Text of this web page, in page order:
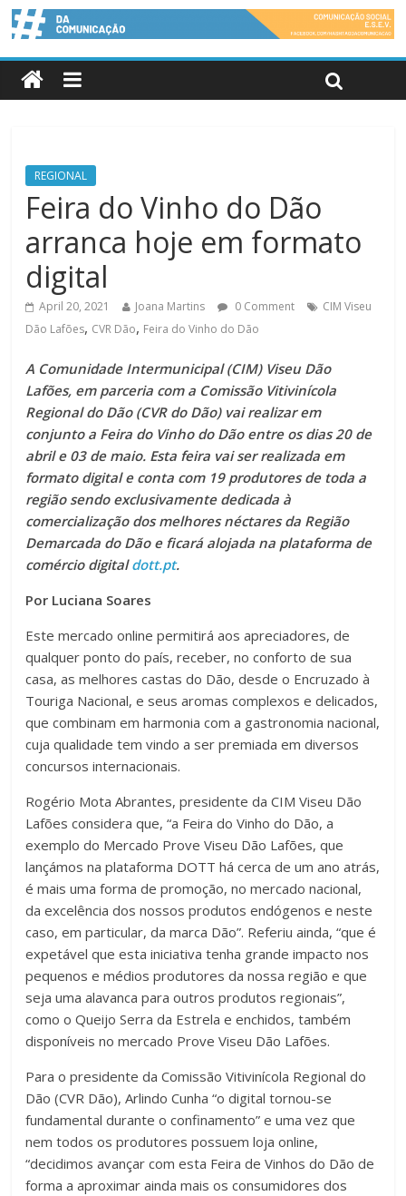
REGIONAL
Feira do Vinho do Dão
arranca hoje em formato
digital
April 20, 2021 Joana Martins 0 Comment
CIM Viseu
Dão Lafões, CVR Dão, Feira do Vinho do Dão
A Comunidade Intermunicipal (CIM) Viseu Dão
Lafões, em parceria com a Comissão Vitivinícola
Regional do Dão (CVR do Dão) vai realizar em
conjunto a Feira do Vinho do Dão entre os dias 20 de
abril e 03 de maio. Esta feira vai ser realizada em
formato digital e conta com 19 produtores de toda a
região sendo exclusivamente dedicada à
comercialização dos melhores néctares da Região
Demarcada do Dão e ficará alojada na plataforma de
comércio digitaldott.pt.
Por Luciana Soares
Este mercado online permitirá aos apreciadores, de
qualquer ponto do país, receber, no conforto de sua
casa, as melhores castas do Dão, desde o Encruzado à
Touriga Nacional, e seus aromas complexos e delicados,
que combinam em harmonia com a gastronomia nacional,
cuja qualidade tem vindo a ser premiada em diversos
concursos internacionais.
Rogério Mota Abrantes, presidente da CIM Viseu Dão
Lafões considera que, “a Feira do Vinho do Dão, a
exemplo do Mercado Prove Viseu Dão Lafões, que
lançámos na plataforma DOTT há cerca de um ano atrás,
é mais uma forma de promoção, no mercado nacional,
da excelência dos nossos produtos endógenos e neste
caso, em particular, da marca Dão”. Referiu ainda, “que é
expetável que esta iniciativa tenha grande impacto nos
pequenos e médios produtores da nossa região e que
seja uma alavanca para outros produtos regionais”,
como o Queijo Serra da Estrela e enchidos, também
disponíveis no mercado Prove Viseu Dão Lafões.
Para o presidente da Comissão Vitivinícola Regional do
Dão (CVR Dão), Arlindo Cunha “o digital tornou-se
fundamental durante o confinamento” e uma vez que
nem todos os produtores possuem loja online,
“decidimos avançar com esta Feira de Vinhos do Dão de
forma a aproximar ainda mais os consumidores dos